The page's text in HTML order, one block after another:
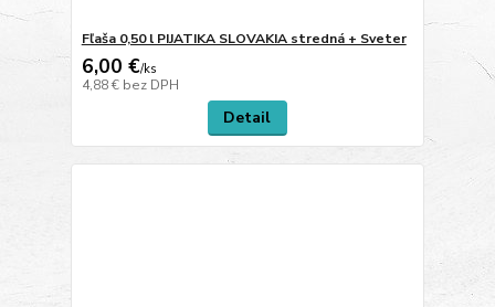
Fľaša 0,50 l PIJATIKA SLOVAKIA stredná + Sveter
6,00 €/ks
4,88 € bez DPH
Detail